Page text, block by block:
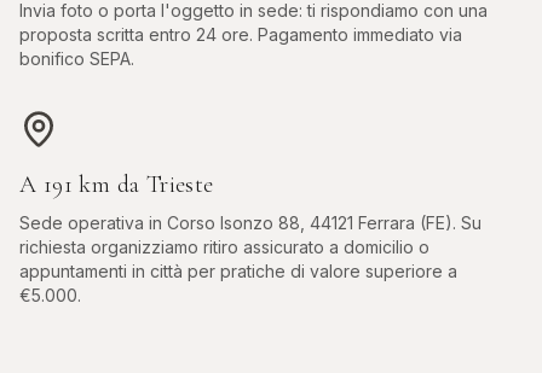
Invia foto o porta l'oggetto in sede: ti rispondiamo con una
proposta scritta entro 24 ore. Pagamento immediato via
bonifico SEPA.
A 191 km da Trieste
Sede operativa in Corso Isonzo 88, 44121 Ferrara (FE). Su
richiesta organizziamo ritiro assicurato a domicilio o
appuntamenti in città per pratiche di valore superiore a
€5.000.